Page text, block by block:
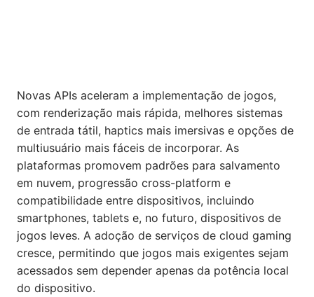
Novas APIs aceleram a implementação de jogos,
com renderização mais rápida, melhores sistemas
de entrada tátil, haptics mais imersivas e opções de
multiusuário mais fáceis de incorporar. As
plataformas promovem padrões para salvamento
em nuvem, progressão cross-platform e
compatibilidade entre dispositivos, incluindo
smartphones, tablets e, no futuro, dispositivos de
jogos leves. A adoção de serviços de cloud gaming
cresce, permitindo que jogos mais exigentes sejam
acessados sem depender apenas da potência local
do dispositivo.